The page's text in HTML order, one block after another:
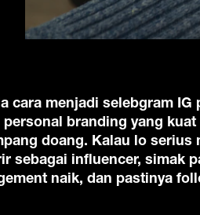
cara menjadi selebgram
personal branding yang
doang. Kalau lo serius
sebagai influencer, simak
naik, dan pastinya